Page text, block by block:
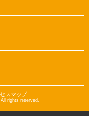
スマップ
rights reserved.